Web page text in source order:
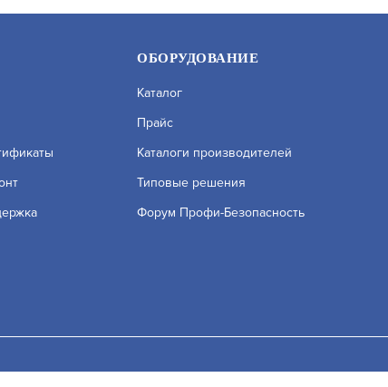
сервисов веб–аналитики. Используя сайт, вы
В КОРЗИНУ 5 000
ОБОРУДОВАНИЕ
Каталог
Прайс
Каталоги производителей
Типовые решения
Форум Профи-Безопасность